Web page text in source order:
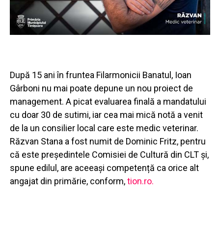
După 15 ani în fruntea Filarmonicii Banatul, Ioan
Gârboni nu mai poate depune un nou proiect de
management. A picat evaluarea finală a mandatului
cu doar 30 de sutimi, iar cea mai mică notă a venit
de la un consilier local care este medic veterinar.
Răzvan Stana a fost numit de Dominic Fritz, pentru
că este președintele Comisiei de Cultură din CLT și,
spune edilul, are aceeași competență ca orice alt
angajat din primărie, conform,tion.ro.